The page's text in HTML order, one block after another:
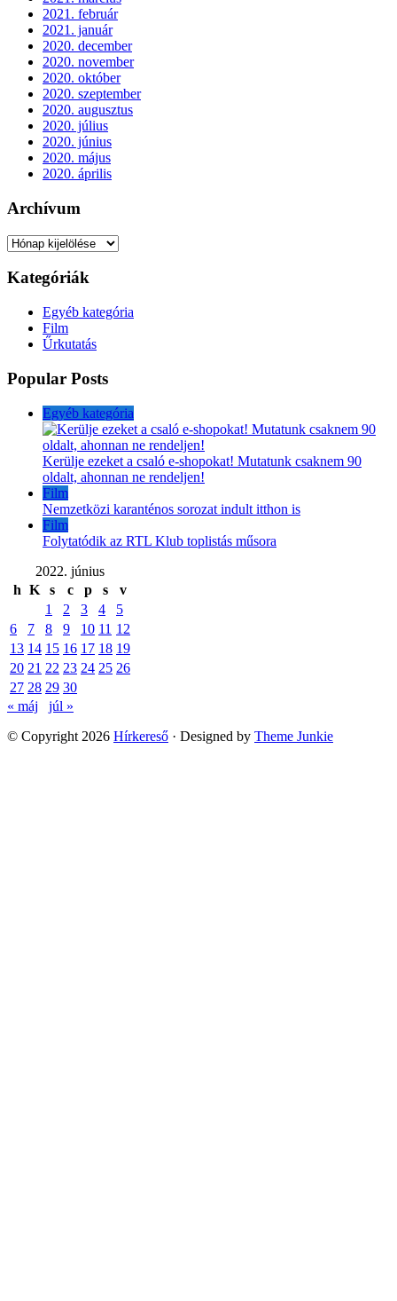
2021. február
2021. január
2020. december
2020. november
2020. október
2020. szeptember
2020. augusztus
2020. július
2020. június
2020. május
2020. április
Archívum
Archívum
Kategóriák
Egyéb kategória
Film
Űrkutatás
Popular Posts
Egyéb kategória
Kerülje ezeket a csaló e-shopokat! Mutatunk csaknem 90
oldalt, ahonnan ne rendeljen!
Film
Nemzetközi karanténos sorozat indult itthon is
Film
Folytatódik az RTL Klub toplistás műsora
2022. június
h K s c p s
v
1
2 3 4
5
6
7 8 9 10 11 12
13 14 15 16 17 18 19
20 21 22 23 24 25 26
27 28 29 30
« máj
júl »
© Copyright 2026 Hírkereső · Designed by Theme Junkie